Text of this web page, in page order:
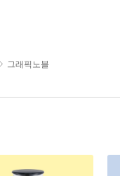
그래픽노블